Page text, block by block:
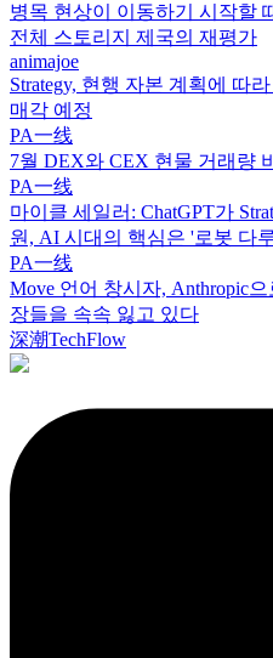
병목 현상이 이동하기 시작할
전체 스토리지 제국의 재평가
animajoe
Strategy, 현행 자본 계획에 따
매각 예정
PA一线
7월 DEX와 CEX 현물 거래량
PA一线
마이클 세일러: ChatGPT가
원, AI 시대의 핵심은 '로봇 다
PA一线
Move 언어 창시자, Anthropic
장들을 속속 잃고 있다
深潮TechFlow